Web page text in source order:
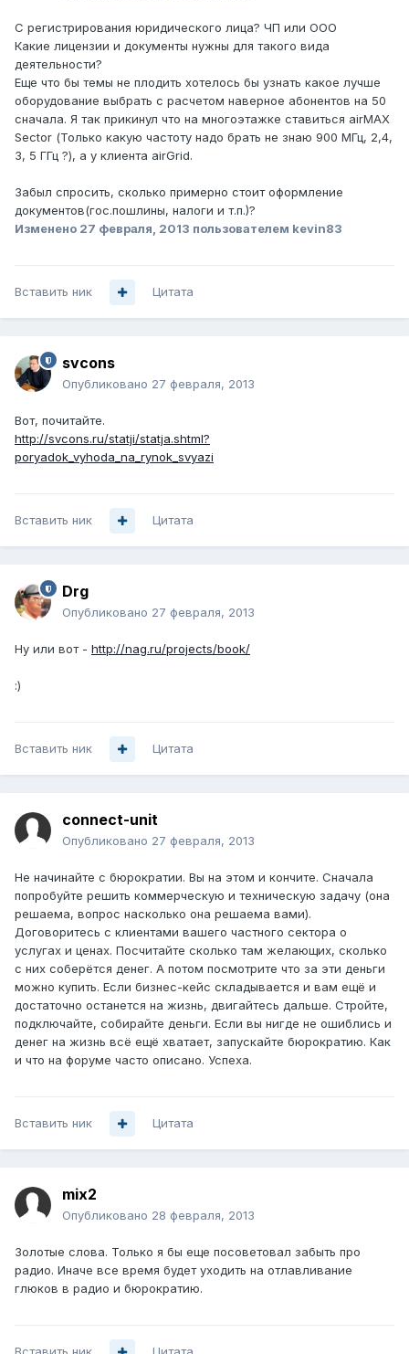
С регистрирования юридического лица? ЧП или ООО
Какие лицензии и документы нужны для такого вида
деятельности?
Еще что бы темы не плодить хотелось бы узнать какое лучше
оборудование выбрать с расчетом наверное абонентов на 50
сначала. Я так прикинул что на многоэтажке ставиться airMAX
Sector (Только какую частоту надо брать не знаю 900 МГц, 2,4,
3, 5 ГГц ?), а у клиента airGrid.
Забыл спросить, сколько примерно стоит оформление
документов(гос.пошлины, налоги и т.п.)?
Изменено 27 февраля, 2013 пользователем kevin83
Вставить ник Цитата
svcons
Опубликовано 27 февраля, 2013
Вот, почитайте.
http://svcons.ru/statji/statja.shtml?
poryadok_vyhoda_na_rynok_svyazi
Вставить ник Цитата
Drg
Опубликовано 27 февраля, 2013
Ну или вот - http://nag.ru/projects/book/
:)
Вставить ник Цитата
connect-unit
Опубликовано 27 февраля, 2013
Не начинайте с бюрократии. Вы на этом и кончите. Сначала
попробуйте решить коммерческую и техническую задачу (она
решаема, вопрос насколько она решаема вами).
Договоритесь с клиентами вашего частного сектора о
услугах и ценах. Посчитайте сколько там желающих, сколько
с них соберётся денег. А потом посмотрите что за эти деньги
можно купить. Если бизнес-кейс складывается и вам ещё и
достаточно останется на жизнь, двигайтесь дальше. Стройте,
подключайте, собирайте деньги. Если вы нигде не ошиблись и
денег на жизнь всё ещё хватает, запускайте бюрократию. Как
и что на форуме часто описано. Успеха.
Вставить ник Цитата
mix2
Опубликовано 28 февраля, 2013
Золотые слова. Только я бы еще посоветовал забыть про
радио. Иначе все время будет уходить на отлавливание
глюков в радио и бюрократию.